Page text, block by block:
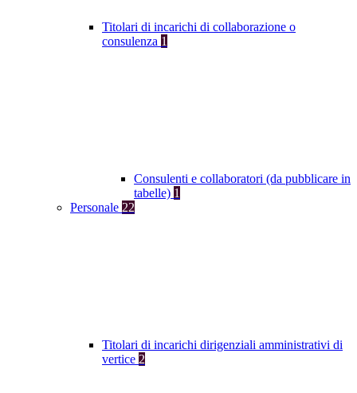
Titolari di incarichi di collaborazione o
consulenza 1
Consulenti e collaboratori (da pubblicare in
tabelle) 1
Personale 22
Titolari di incarichi dirigenziali amministrativi di
vertice 2